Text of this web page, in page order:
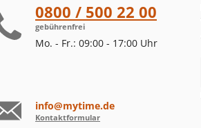
0800 / 500 22 00
gebührenfrei
Mo. - Fr.: 09:00 - 17:00 Uhr
info@mytime.de
Kontaktformular